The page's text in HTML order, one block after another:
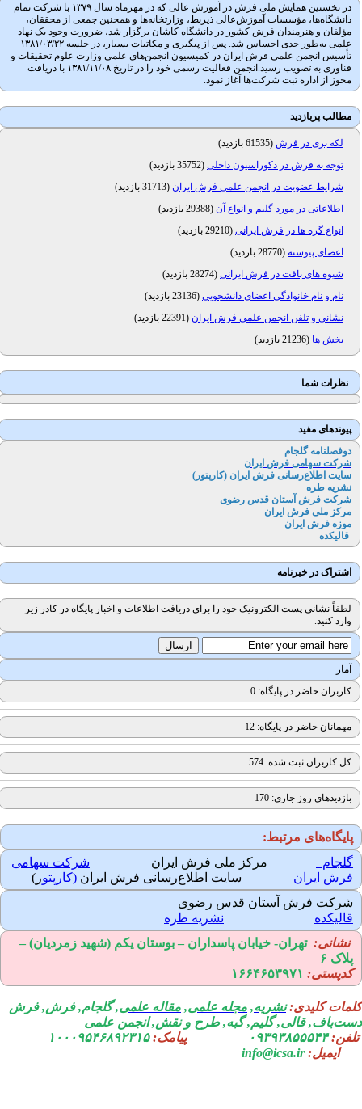
در نخستین همایش ملی فرش در آموزش عالی که در مهرماه سال ۱۳۷۹ با شرکت تمام
دانشگاه‌ها، مؤسسات آموزش‌عالی ذیربط، وزارتخانه‌ها و همچنین جمعی از محققان،
مؤلفان و هنرمندان فرش کشور در دانشگاه کاشان برگزار شد، ضرورت وجود یک نهاد
علمی به‌طور جدی احساس شد. پس از پیگیری و مکاتبات بسیار، در جلسه ۱۳۸۱/۰۳/۲۲
تأسیس انجمن علمی فرش ایران در کمیسیون انجمن‌های علمی وزارت علوم تحقیقات و
فناوری به تصویب رسید.انجمن فعالیت رسمی خود را در تاریخ ۱۳۸۱/۱۱/۰۸ با دریافت
مجوز از اداره تبت شرکت‌ها آغاز نمود.
مطالب پربازدید
لکه بری در فرش( 61535 بازدید
)
توجه به فرش در دکوراسیون داخلی( 35752 بازدید
)
شرایط عضویت در انجمن علمی فرش ایران (31713 بازدید
)
اطلاعاتی در مورد گلیم و انواع آن (29388 بازدید
)
انواع گره ها در فرش ایرانی( 29210 بازدید
)
اعضای پیوسته(28770 بازدید
)
شیوه های بافت در فرش ایرانی( 28274 بازدید
)
نام و نام خانوادگی اعضای دانشجویی( 23136 بازدید
)
نشانی و تلفن انجمن علمی فرش ایران (22391 بازدید
)
بخش ها (21236 بازدید )
نظرات شما
پیوندهای مفید
دوفصلنامه گلجام
شرکت سهامی فرش ایران
سایت اطلاع‌رسانی فرش ایران (کارپتور)
نشریه طره
شرکت فرش آستان قدس رضوی
مرکز ملی فرش ایران
موزه فرش ایران
قالیکده
اشتراک در خبرنامه
لطفاً نشانی پست الکترونیک خود را برای دریافت اطلاعات و اخبار پایگاه در کادر زیر
وارد کنید.
آمار
کاربران حاضر در پایگاه: 0
مهمانان حاضر در پایگاه: 12
کل کاربران ثبت شده: 574
بازدیدهای روز جاری: 170
پایگاه‌های مرتبط:
گلجام
مرکز ملی فرش ایران
شرکت سهامی
فرش ایران سایت اطلاع‌رسانی فرش ایران(کارپتور)
شرکت فرش آستان قدس رضوی
قالیکده
نشریه طره
نشانی: تهران-خیابان پاسداران – بوستان یکم (شهید زمردیان) –
پلاک ۶
کدپستی:۱۶۶۴۶۵۳۹۷۱
کلیدی: نشریه,مجله علمی,مقاله علمی, گلجام, فرش, فرش
قالی, گلیم, گبه, طرح و نقش, انجمن علمی
۰۹۳۹۳۸۵۵۵۴۴ پیامک:
۱۰۰۰۹۵۴۶۸۹۲۳۱۵
ایمیل:info@icsa.ir